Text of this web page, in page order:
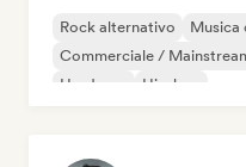
Rock alternativo
Musica
Commerciale /
Hardcore
Hip-hop